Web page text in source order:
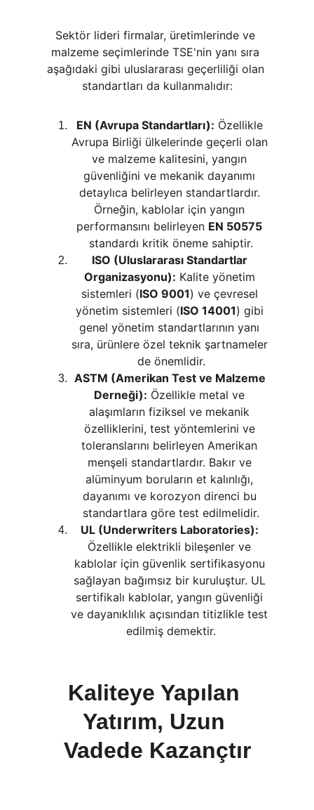
Sektör lideri firmalar, üretimlerinde ve
malzeme seçimlerinde TSE'nin yanı sıra
aşağıdaki gibi uluslararası geçerliliği olan
standartları da kullanmalıdır:
EN (Avrupa Standartları): Özellikle
Avrupa Birliği ülkelerinde geçerli olan
ve malzeme kalitesini, yangın
güvenliğini ve mekanik dayanımı
detaylıca belirleyen standartlardır.
Örneğin, kablolar için yangın
performansını belirleyen EN 50575
standardı kritik öneme sahiptir.
ISO (Uluslararası Standartlar
Organizasyonu): Kalite yönetim
sistemleri (ISO 9001) ve çevresel
yönetim sistemleri (ISO 14001) gibi
genel yönetim standartlarının yanı
sıra, ürünlere özel teknik şartnameler
de önemlidir.
ASTM (Amerikan Test ve Malzeme
Derneği): Özellikle metal ve
alaşımların fiziksel ve mekanik
özelliklerini, test yöntemlerini ve
toleranslarını belirleyen Amerikan
menşeli standartlardır. Bakır ve
alüminyum boruların et kalınlığı,
dayanımı ve korozyon direnci bu
standartlara göre test edilmelidir.
UL (Underwriters Laboratories):
Özellikle elektrikli bileşenler ve
kablolar için güvenlik sertifikasyonu
sağlayan bağımsız bir kuruluştur. UL
sertifikalı kablolar, yangın güvenliği
ve dayanıklılık açısından titizlikle test
edilmiş demektir.
Kaliteye Yapılan
Yatırım, Uzun
Vadede Kazançtır